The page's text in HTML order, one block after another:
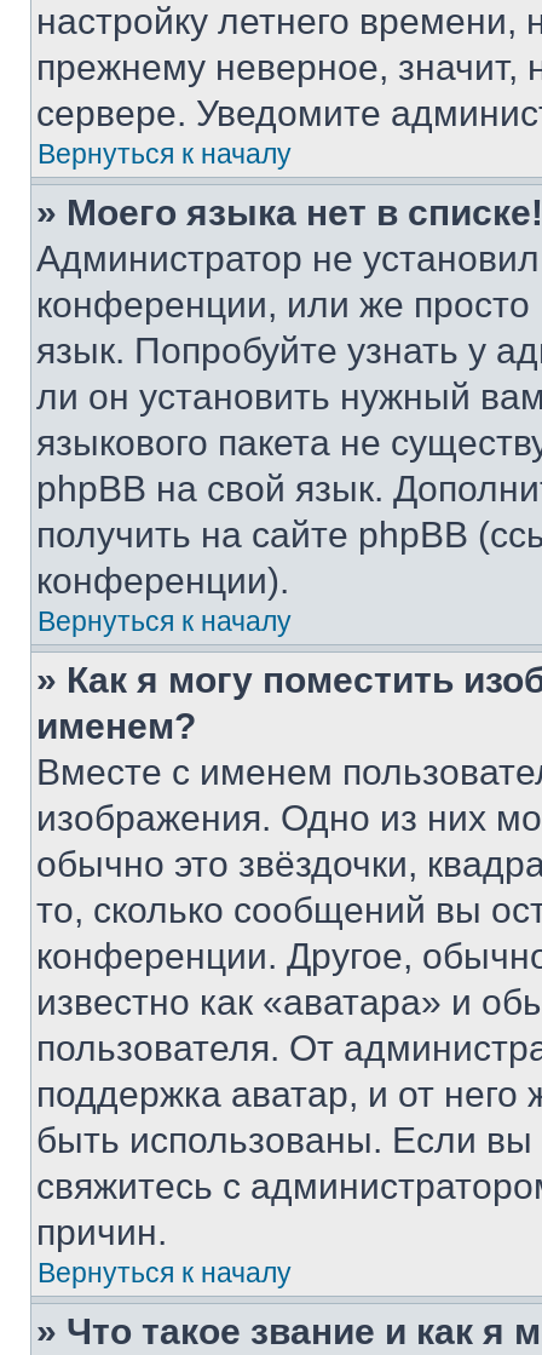
настройку летнего
прежнему неверное, значит,
сервере. Уведомите
Вернуться к началу
» Моего языка нет в списке!
Администратор не
конференции, или же
язык. Попробуйте узнать у
ли он установить нужный
языкового пакета не
phpBB на свой язык.
получить на сайте phpBB
конференции).
Вернуться к началу
» Как я могу поместить
именем?
Вместе с именем
изображения. Одно из них
обычно это звёздочки,
то, сколько сообщений вы
конференции. Другое,
известно как «аватара» и
пользователя. От
поддержка аватар, и от него
быть использованы. Если
свяжитесь с
причин.
Вернуться к началу
» Что такое звание и как я